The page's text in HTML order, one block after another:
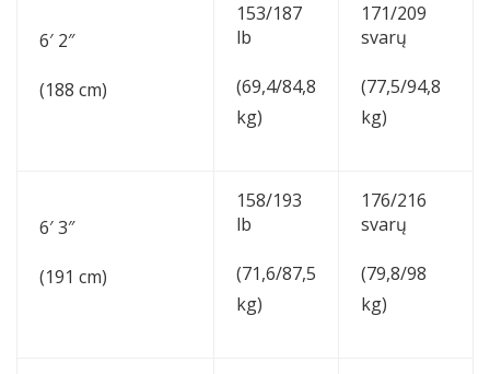
6′ 2″
(188 cm)
153/187
lb
(69,4/84,8
kg)
171/209
svarų
(77,5/94,8
kg)
6′ 3″
(191 cm)
158/193
lb
(71,6/87,5
kg)
176/216
svarų
(79,8/98
kg)